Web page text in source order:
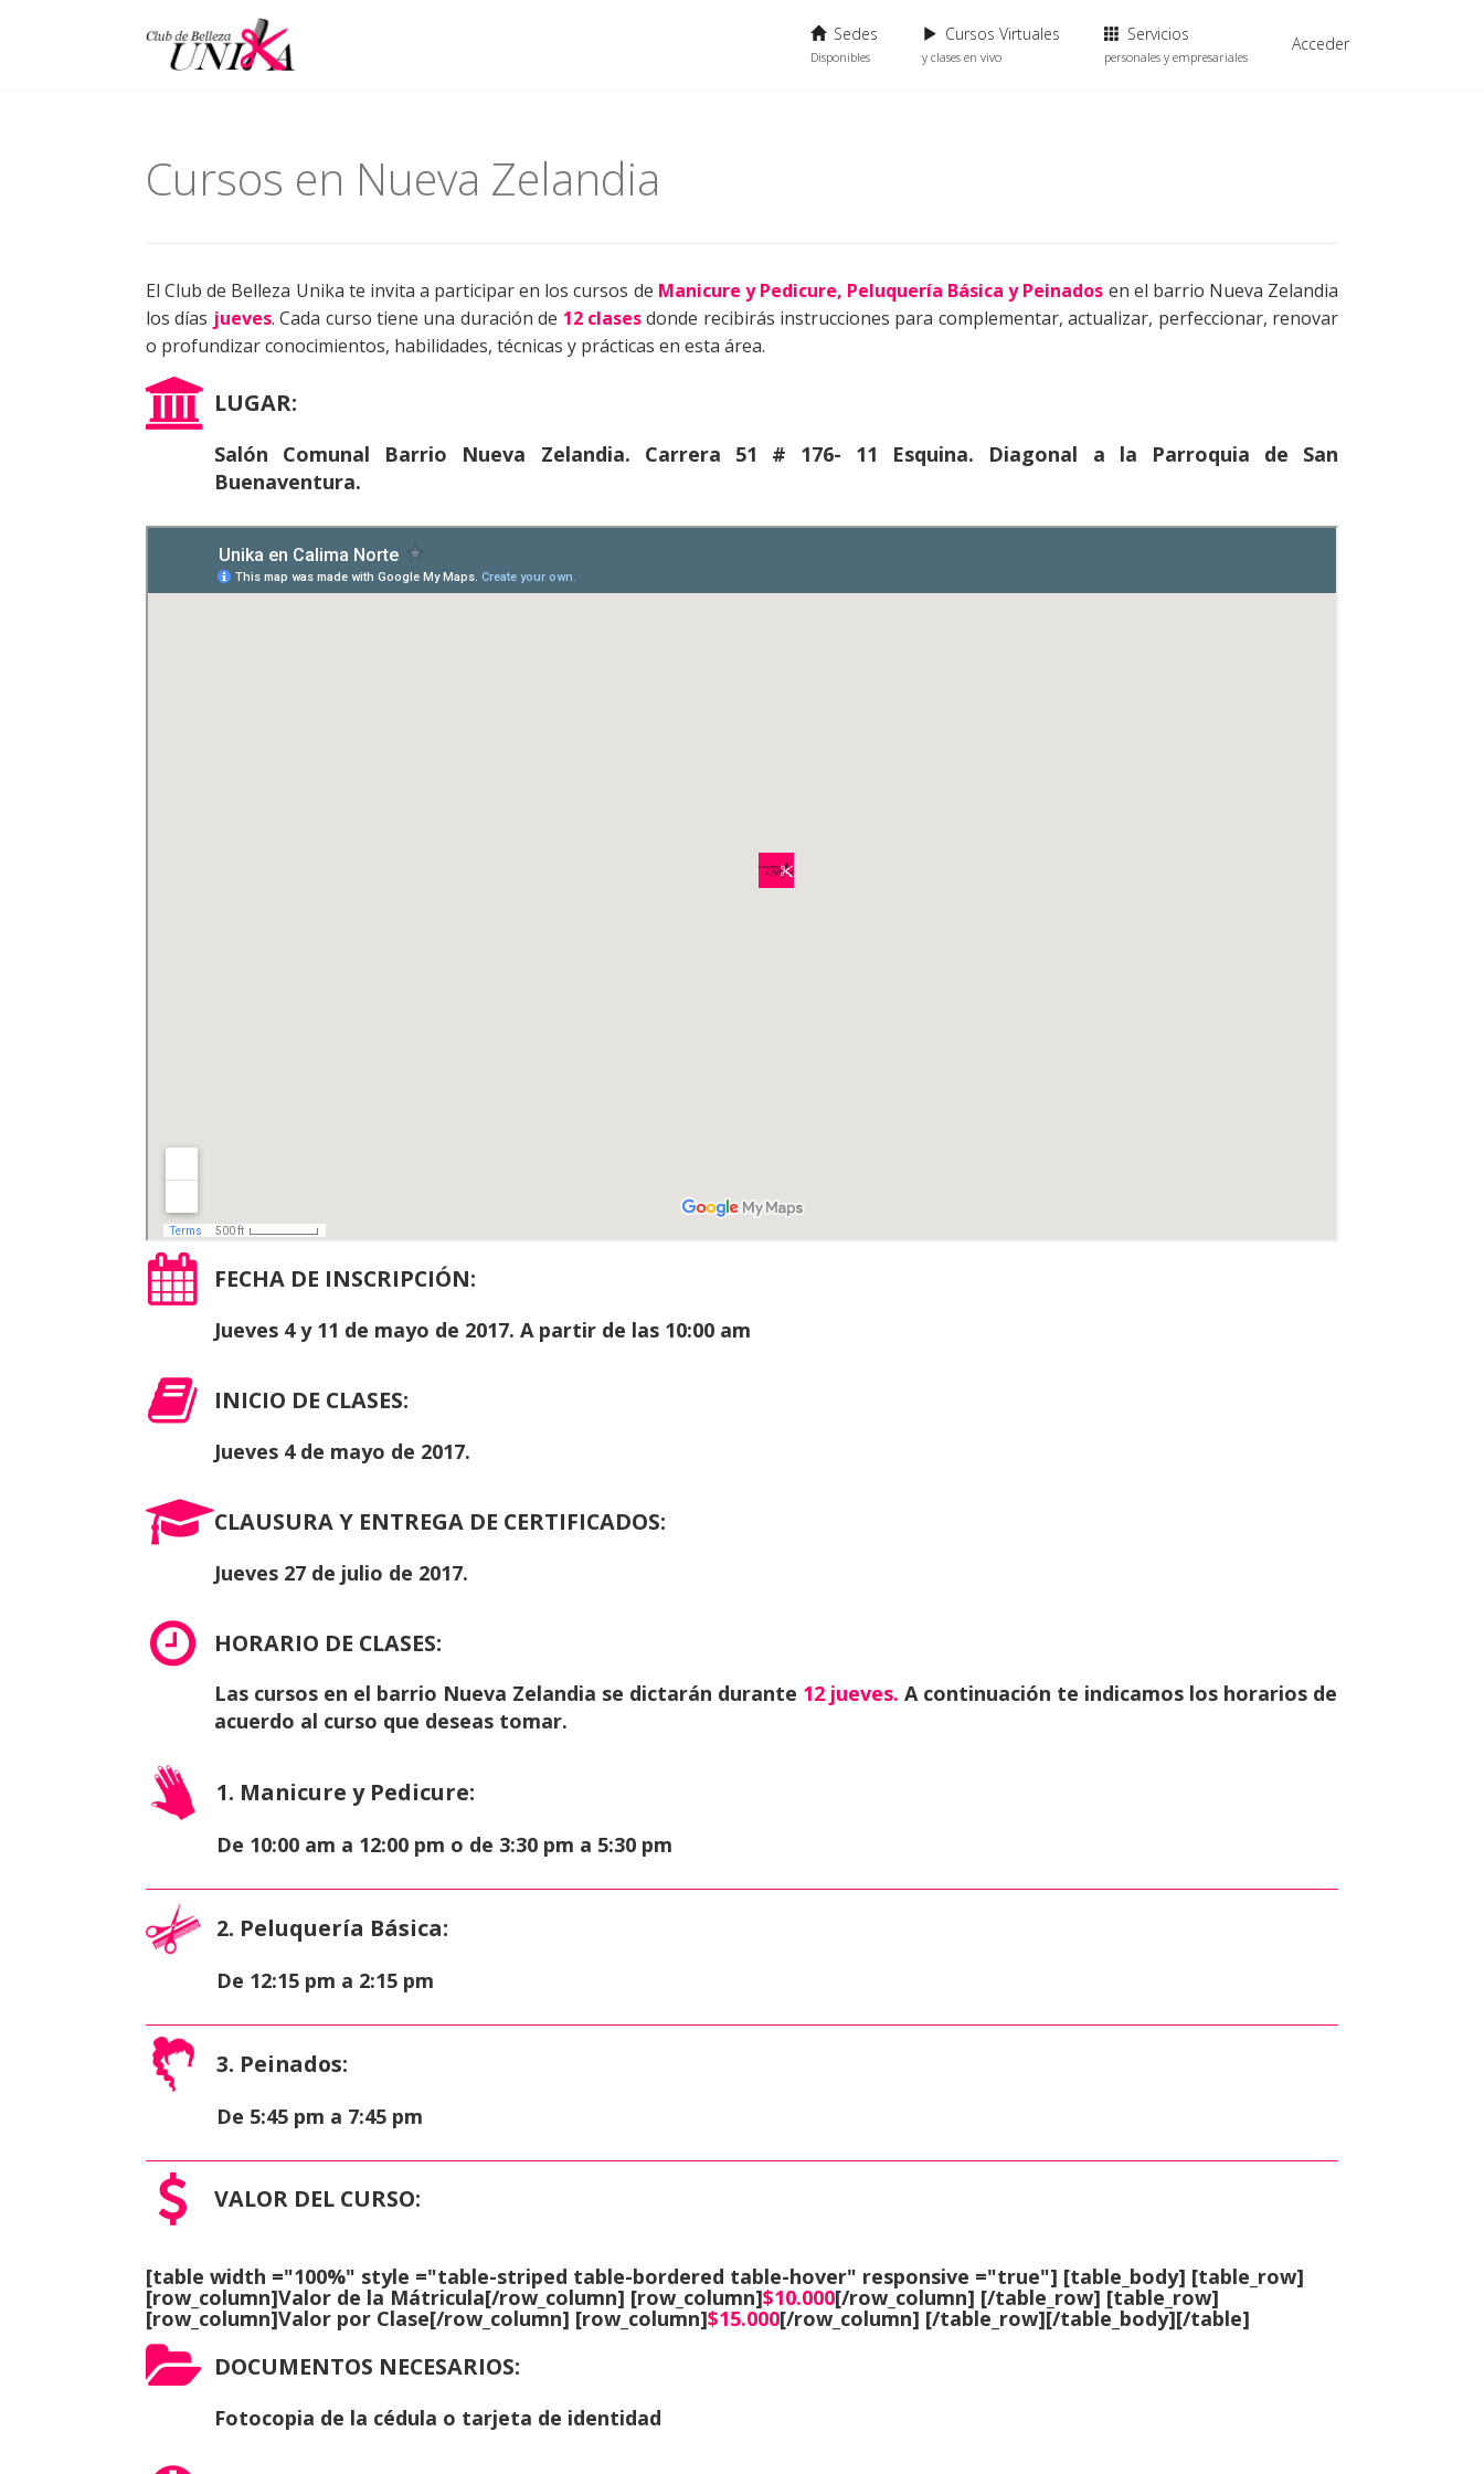
Sedes
Disponibles
Cursos Virtuales
y clases en vivo
Servicios
personales y empresariales
Acceder
Cursos en Nueva Zelandia
El Club de Belleza Unika te invita a participar en los cursos de Manicure y Pedicure, Peluquería Básica y Peinados en el barrio Nueva Zelandia
los días jueves. Cada curso tiene una duración de 12 clasesdonde recibirás instrucciones para complementar, actualizar, perfeccionar, renovar
o profundizar conocimientos, habilidades, técnicas y prácticas en esta área.
LUGAR:
Salón Comunal Barrio Nueva Zelandia. Carrera 51 # 176- 11 Esquina. Diagonal a la Parroquia de San
Buenaventura.
FECHA DE INSCRIPCIÓN:
Jueves 4 y 11 de mayo de 2017. A partir de las 10:00 am
INICIO DE CLASES:
Jueves 4 de mayo de 2017.
CLAUSURA Y ENTREGA DE CERTIFICADOS:
Jueves 27 de julio de 2017.
HORARIO DE CLASES:
Las cursos en el barrio Nueva Zelandia se dictarán durante 12 jueves. A continuación te indicamos los horarios de
acuerdo al curso que deseas tomar.
1. Manicure y Pedicure:
De 10:00 am a 12:00 pm o de 3:30 pm a 5:30 pm
2. Peluquería Básica:
De 12:15 pm a 2:15 pm
3. Peinados:
De 5:45 pm a 7:45 pm
VALOR DEL CURSO:
[table width ="100%" style ="table-striped table-bordered table-hover" responsive ="true"] [table_body] [table_row]
[row_column]Valor de la Mátricula[/row_column] [row_column]$10.000[/row_column] [/table_row] [table_row]
[row_column]Valor por Clase[/row_column] [row_column]$15.000[/row_column] [/table_row][/table_body][/table]
DOCUMENTOS NECESARIOS:
Fotocopia de la cédula o tarjeta de identidad